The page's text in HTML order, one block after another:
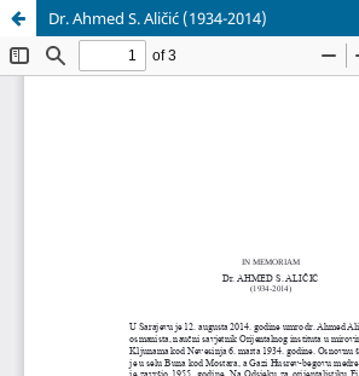
Dr. Ahmed S. Aličić (1934-2014)